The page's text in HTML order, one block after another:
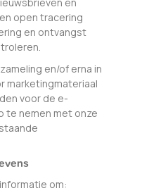
open tracering
en ontvangst
en/of erna in
marketingmateriaal
voor de e-
te nemen met onze
om: